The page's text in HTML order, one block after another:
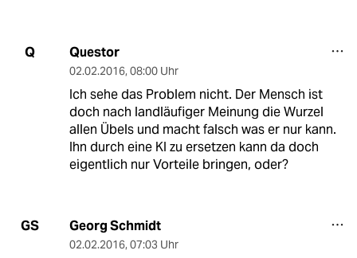
Q Questor
02.02.2016, 08:00 Uhr
Ich sehe das Problem nicht. Der Mensch ist
doch nach landläufiger Meinung die Wurzel
allen Übels und macht falsch was er nur kann.
Ihn durch eine KI zu ersetzen kann da doch
eigentlich nur Vorteile bringen, oder?
GS Georg Schmidt
02.02.2016, 07:03 Uhr